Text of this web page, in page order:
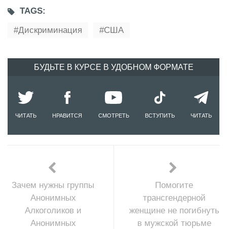
TAGS:
Дискриминация
США
БУДЬТЕ В КУРСЕ В УДОБНОМ ФОРМАТЕ
ЧИТАТЬ НРАВИТСЯ СМОТРЕТЬ ВСТУПИТЬ ЧИТАТЬ
Зачем нужны группы
Анонимных
Алкоголиков и
Анонимных
Помогите
трансгендерной
женщине не погибнуть
в мужской тюрьме